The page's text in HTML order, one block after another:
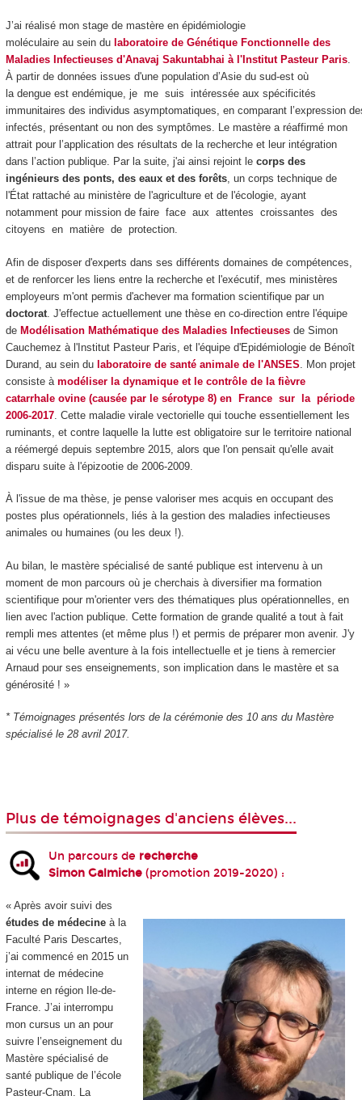
J’ai réalisé mon stage de mastère en épidémiologie
moléculaire au sein du laboratoire de Génétique Fonctionnelle des
Maladies Infectieuses d'Anavaj Sakuntabhai à l'Institut Pasteur Paris.
À partir de données issues d'une population d’Asie du sud-est où
la dengue est endémique, je me suis intéressée aux spécificités
immunitaires des individus asymptomatiques, en comparant l’expression
infectés, présentant ou non des symptômes. Le mastère a réaffirmé mon
attrait pour l’application des résultats de la recherche et leur intégration
dans l’action publique. Par la suite, j'ai ainsi rejoint le corps des
ingénieurs des ponts, des eaux et des forêts, un corps technique de
l'État rattaché au ministère de l'agriculture et de l'écologie, ayant
notamment pour mission de faire face aux attentes croissantes des
citoyens en matière de protection.
Afin de disposer d'experts dans ses différents domaines de compétences,
et de renforcer les liens entre la recherche et l'exécutif, mes ministères
employeurs m'ont permis d'achever ma formation scientifique par un
doctorat. J'effectue actuellement une thèse en co-direction entre l'équipe
deModélisation Mathématique des Maladies Infectieusesde Simon
Cauchemez à l'Institut Pasteur Paris, et l'équipe d'Epidémiologie de Bénoît
Durand, au sein du laboratoire de santé animale de l'ANSES . Mon projet
consiste à modéliser la dynamique et le contrôle de la fièvre
catarrhale ovine (causée par le sérotype 8) en France sur la période
2006-2017. Cette maladie virale vectorielle qui touche essentiellement les
ruminants, et contre laquelle la lutte est obligatoire sur le territoire national
a réémergé depuis septembre 2015, alors que l'on pensait qu'elle avait
disparu suite à l'épizootie de 2006-2009.
À l'issue de ma thèse, je pense valoriser mes acquis en occupant des
postes plus opérationnels, liés à la gestion des maladies infectieuses
animales ou humaines (ou les deux !).
Au bilan, le mastère spécialisé de santé publique est intervenu à un
moment de mon parcours où je cherchais à diversifier ma formation
scientifique pour m'orienter vers des thématiques plus opérationnelles, en
lien avec l'action publique. Cette formation de grande qualité a tout à fait
rempli mes attentes (et même plus !) et permis de préparer mon avenir. J'y
ai vécu une belle aventure à la fois intellectuelle et je tiens à remercier
Arnaud pour ses enseignements, son implication dans le mastère et sa
générosité ! »
* Témoignages présentés lors de la cérémonie des 10 ans du Mastère
spécialisé le 28 avril 2017.
Plus de témoignages d'anciens élèves...
Un parcours de recherche
Simon Galmiche (promotion 2019-2020) :
« Après avoir suivi des
études de médecine à la
Faculté Paris Descartes,
j’ai commencé en 2015 un
internat de médecine
interne en région Ile-de-
France. J’ai interrompu
mon cursus un an pour
suivre l’enseignement du
Mastère spécialisé de
santé publique de l’école
Pasteur-Cnam. La